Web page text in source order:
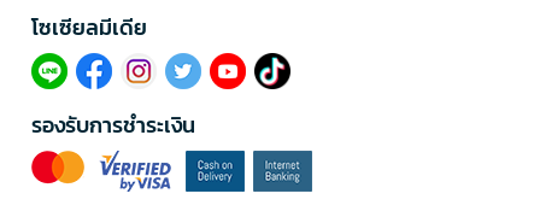
โซเซียลมีเดีย​
รองรับการชำระเงิน